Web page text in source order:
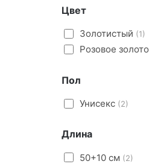
Цвет
Золотистый (1)
Розовое золото
Пол
Унисекс (2)
Длина
50+10 см (2)